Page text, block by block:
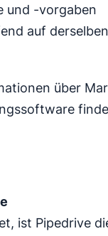
und -vorgaben
auf
über
ist Pipedrive